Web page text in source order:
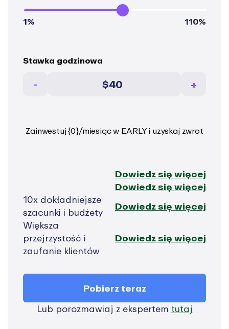
1% 110%
Stawka godzinowa
- $ +
Zainwestuj {0}/miesiąc w EARLY i uzyskaj zwrot
Dowiedz się więcej
Dowiedz się więcej
10x dokładniejsze
szacunki i budżety
Dowiedz się więcej
Większa
przejrzystość i
zaufanie klientów
Dowiedz się więcej
Pobierz teraz
Lub porozmawiaj z ekspertem tutaj